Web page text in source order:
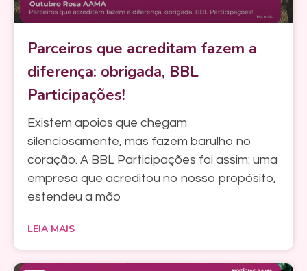
Parceiros que acreditam fazem a
diferença: obrigada, BBL
Participações!
Existem apoios que chegam
silenciosamente, mas fazem barulho no
coração. A BBL Participações foi assim: uma
empresa que acreditou no nosso propósito,
estendeu a mão
LEIA MAIS